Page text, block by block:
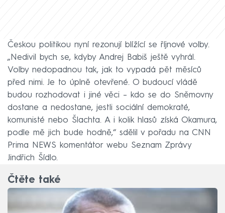
Českou politikou nyní rezonují blížící se říjnové volby.
„Nedivil bych se, kdyby Andrej Babiš ještě vyhrál.
Volby nedopadnou tak, jak to vypadá pět měsíců
před nimi. Je to úplně otevřené. O budoucí vládě
budou rozhodovat i jiné věci – kdo se do Sněmovny
dostane a nedostane, jestli sociální demokraté,
komunisté nebo Šlachta. A i kolik hlasů získá Okamura,
podle mě jich bude hodně,“ sdělil v pořadu na CNN
Prima NEWS komentátor webu Seznam Zprávy
Jindřich Šídlo.
Čtěte také